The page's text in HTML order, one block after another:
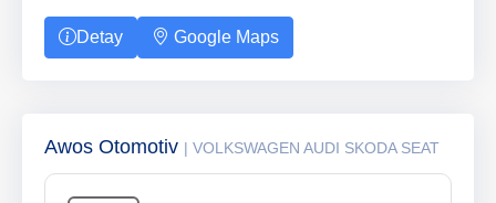
Detay Google Maps
Awos Otomotiv | VOLKSWAGEN AUDI SKODA SEAT